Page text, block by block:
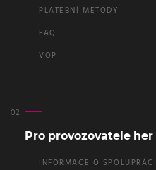
PLATEBNÍ METODY
FAQ
VOP
Pro provozovatele her
INFORMACE O SPOLUPRÁCI